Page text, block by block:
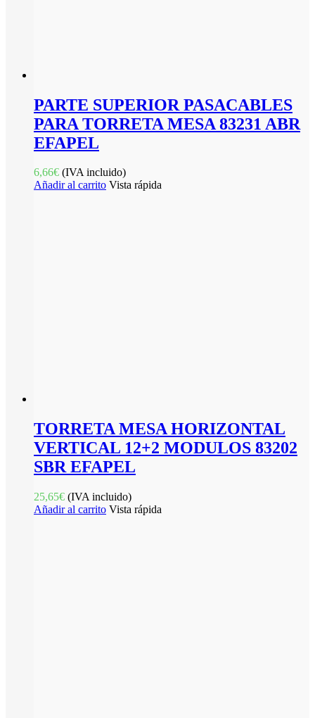
PARTE SUPERIOR PASACABLES
PARA TORRETA MESA 83231 ABR
EFAPEL
6,66€ (IVA incluido)
Añadir al carrito Vista rápida
TORRETA MESA HORIZONTAL
VERTICAL 12+2 MODULOS 83202
SBR EFAPEL
25,65€ (IVA incluido)
Añadir al carrito Vista rápida